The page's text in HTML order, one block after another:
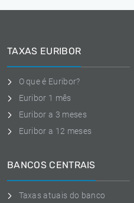
TAXAS EURIBOR
O que é Euribor?
Euribor 1 mês
Euribor a 3 meses
Euribor a 12 meses
BANCOS CENTRAIS
Taxas atuais do banco